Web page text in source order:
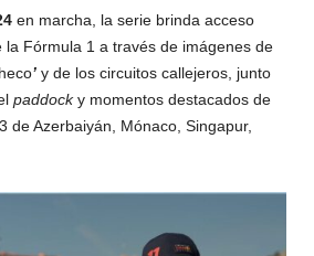
en marcha, la serie brinda acceso
la Fórmula 1 a través de imágenes de
’ y de los circuitos callejeros, junto
paddocky momentos destacados de
de Azerbaiyán, Mónaco, Singapur,